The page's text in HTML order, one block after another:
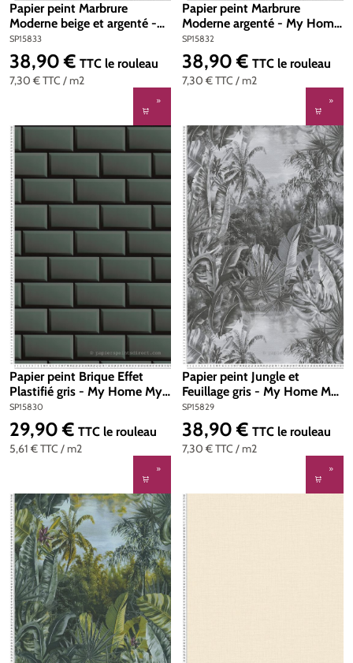
Papier peint Marbrure
Moderne beige et argenté -
My Home My Spa d'A.S.
Création | Réf. SP15833
SP15833
7,30 €TTC / m2
Prix régulier :
38,90 € TTC le rouleau
Papier peint Marbrure
Moderne argenté - My Home
My Spa d'A.S. Création | Réf.
SP15832
SP15832
7,30 €TTC / m2
Prix régulier :
38,90 € TTC le rouleau
Papier peint Brique Effet
Plastifié gris - My Home My
Spa d'A.S. Création | Réf.
SP15830
SP15830
5,61 €TTC / m2
Prix régulier :
29,90 € TTC le rouleau
Papier peint Jungle et
Feuillage gris - My Home My
Spa d'A.S. Création | Réf.
SP15829
SP15829
7,30 €TTC / m2
Prix régulier :
38,90 € TTC le rouleau